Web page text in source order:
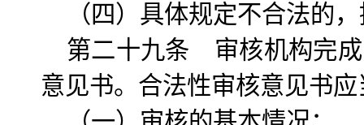
（四）具体规定不合法的
第二十九条 审核机构完
意见书。合法性审核意见书